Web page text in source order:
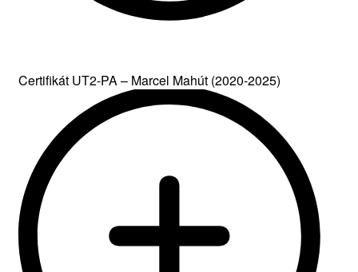
Certifikát UT2-PA – Marcel Mahút (2020-2025)